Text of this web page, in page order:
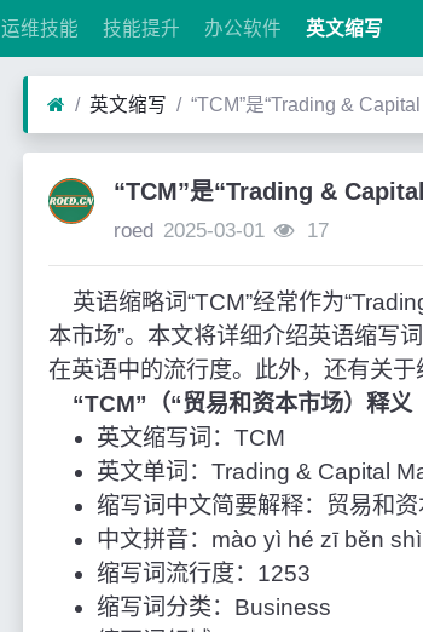
运维技能 技能提升 办公软件 英文缩写
英文缩写 “TCM”是“Trading &
“TCM”是“Trading &
roed 2025-03-01 17
英语缩略词“TCM”经常作为
本市场”。本文将详细介绍英语缩写
在英语中的流行度。此外，还有关
“TCM”（“贸易和资本市场）释义
英文缩写词：TCM
英文单词：Trading & Capital
缩写词中文简要解释：贸易和资
中文拼音：mào yì hé zī běn
缩写词流行度：1253
缩写词分类：Business